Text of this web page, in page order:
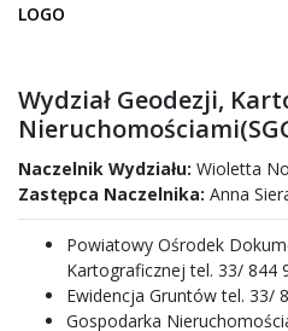
LOGO
Wydział Geodezji,
Naczelnik Wydziału: Wioletta
Zastępca Naczelnika: Anna
Powiatowy Ośrodek
Kartograficznej tel. 33/ 844
Ewidencja Gruntów tel. 33/
Gospodarka